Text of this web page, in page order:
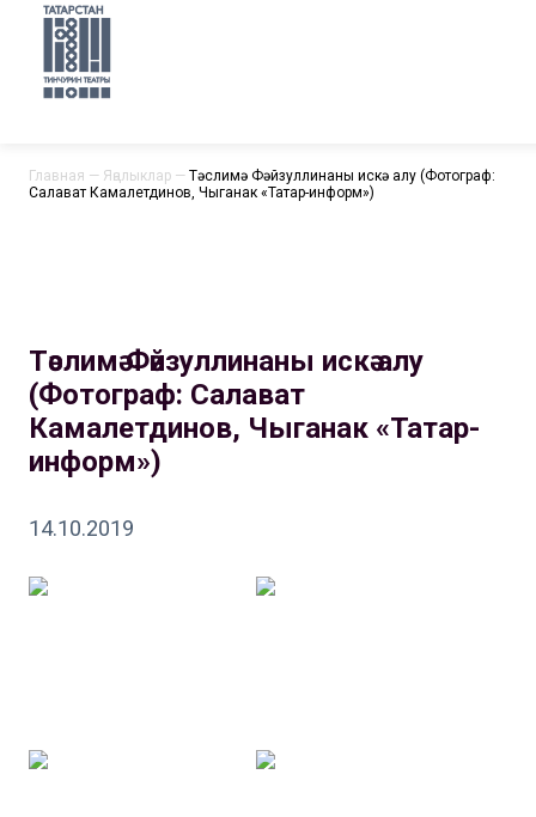
Главная — Яңалыклар — Тәслимә Фәйзуллинаны искә алу (Фотограф:
Салават Камалетдинов, Чыганак «Татар-информ»)
Тәслимә Фәйзуллинаны искә алу
(Фотограф: Салават
Камалетдинов, Чыганак «Татар-
информ»)
14.10.2019